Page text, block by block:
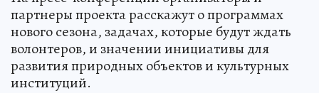
партнеры проекта расскажут о программах
нового сезона, задачах, которые будут ждать
волонтеров, и значении инициативы для
развития природных объектов и культурных
институций.